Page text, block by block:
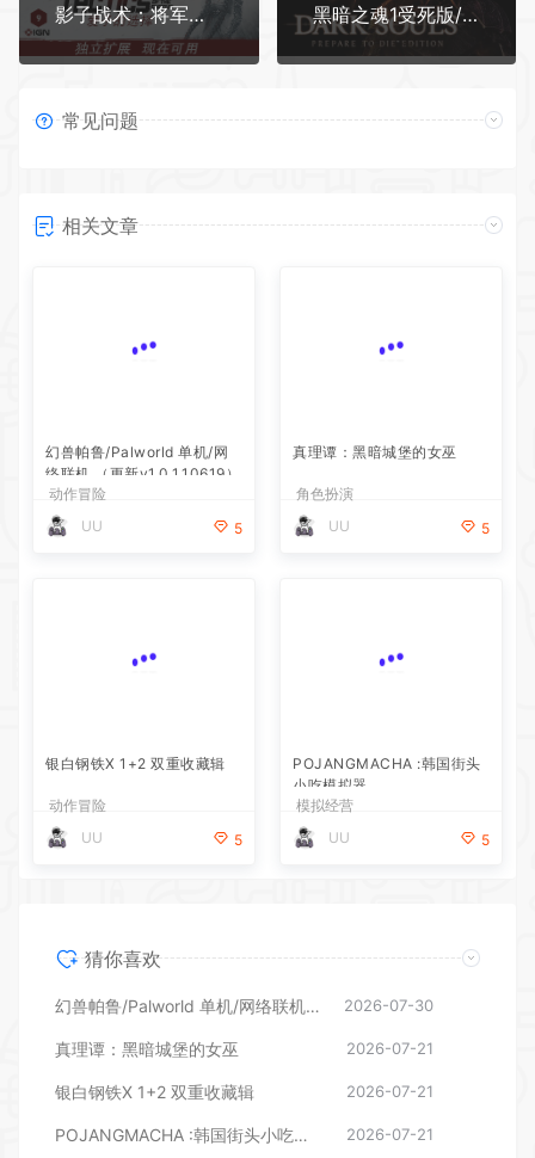
影子战术：将军之刃/Shadow Tactics: Blades of the Shogun（豪华版-V3.2.25.F.r4769+DLC数字原声带）
黑暗之魂1受死版/Dark Souls: Prepare to Die Edition
常见问题
相关文章
幻兽帕鲁/Palworld 单机/网
络联机 （更新v1.0.1.10619）
动作冒险
UU
5
真理谭：黑暗城堡的女巫
角色扮演
UU
5
银白钢铁X 1+2 双重收藏辑
动作冒险
UU
5
POJANGMACHA :韩国街头
小吃模拟器
模拟经营
UU
5
猜你喜欢
幻兽帕鲁/Palworld 单机/网络联机 （更新v1.0.1.10619） 2026-07-30
真理谭：黑暗城堡的女巫 2026-07-21
银白钢铁X 1+2 双重收藏辑 2026-07-21
POJANGMACHA :韩国街头小吃模拟器 2026-07-21